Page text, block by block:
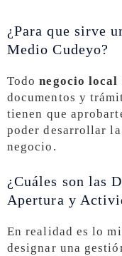
¿Para que sirve
Medio Cudeyo?
Todonegocio local
documentos y
tienen que
poder desarrollar
negocio.
¿Cuáles son las
Apertura y
En realidad es lo
designar una